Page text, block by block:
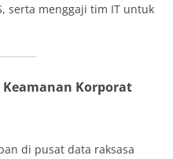
serta menggaji tim IT untuk
Keamanan Korporat
di pusat data raksasa